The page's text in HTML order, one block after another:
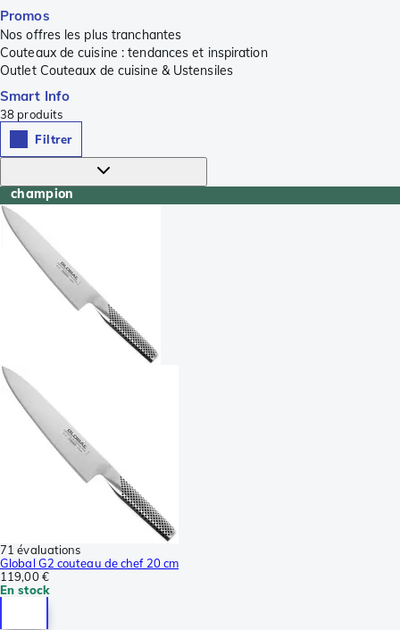
Promos
Nos offres les plus tranchantes
Couteaux de cuisine : tendances et inspiration
Outlet Couteaux de cuisine & Ustensiles
Smart Info
38 produits
Filtrer
champion
71 évaluations
Global G2 couteau de chef 20 cm
119,00 €
En stock